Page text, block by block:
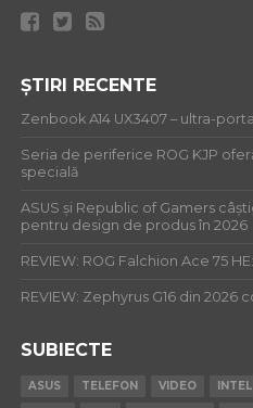
ȘTIRI RECENTE
Zenbook A14 UX3407 – ultra-
Seria de periferice ROG KJP
specială
ASUS și Republic of Gamers
pentru design de produs în 2026
REVIEW: ROG Falchion Ace 75
REVIEW: Zephyrus G16 din
SUBIECTE
ASUS TELEFON VIDEO INTEL